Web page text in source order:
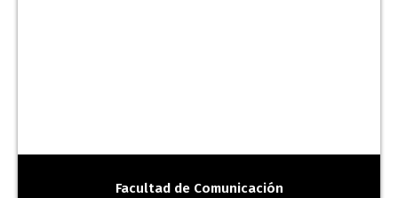
Facultad de Comunicación